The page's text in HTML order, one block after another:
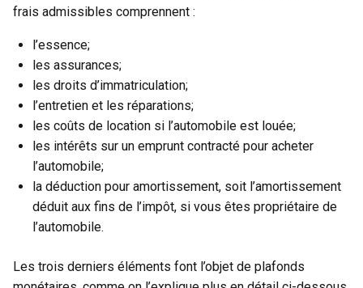
frais admissibles comprennent :
l’essence;
les assurances;
les droits d’immatriculation;
l’entretien et les réparations;
les coûts de location si l’automobile est louée;
les intérêts sur un emprunt contracté pour acheter
l’automobile;
la déduction pour amortissement, soit l’amortissement
déduit aux fins de l’impôt, si vous êtes propriétaire de
l’automobile.
Les trois derniers éléments font l’objet de plafonds